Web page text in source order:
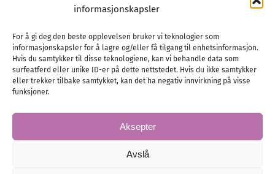
informasjonskapsler
For å gi deg den beste opplevelsen bruker vi teknologier som
informasjonskapsler for å lagre og/eller få tilgang til enhetsinformasjon.
Hvis du samtykker til disse teknologiene, kan vi behandle data som
surfeatferd eller unike ID-er på dette nettstedet. Hvis du ikke samtykker
eller trekker tilbake samtykket, kan det ha negativ innvirkning på visse
funksjoner.
Aksepter
Avslå
Tlf :23 00 80 90
E-post :info@ nordicbridalmedia.com